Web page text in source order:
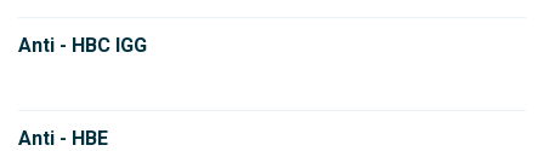
Anti - HBC IGG
Anti - HBE